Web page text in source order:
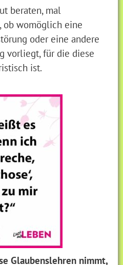
beraten, mal
ob womöglich eine
oder eine andere
vorliegt, für die diese
ist.
Glaubenslehren nimmt,